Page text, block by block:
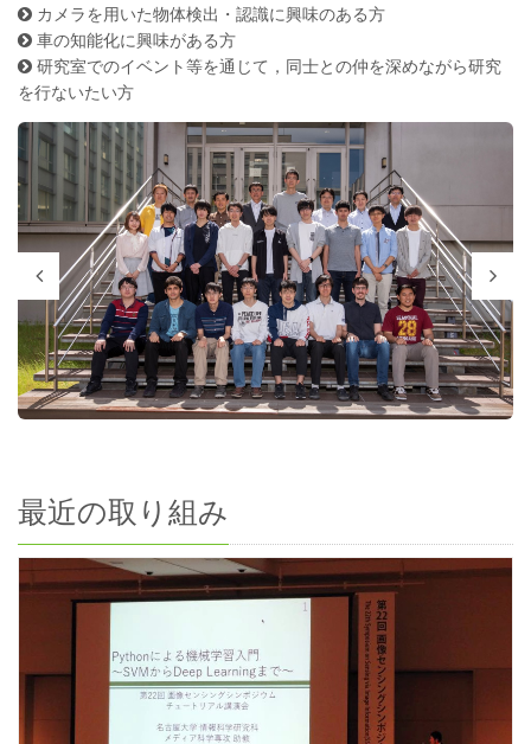
カメラを用いた物体検出・認識に興味のある方
車の知能化に興味がある方
研究室でのイベント等を通じて，同士との仲を深めながら研究
を行ないたい方
最近の取り組み